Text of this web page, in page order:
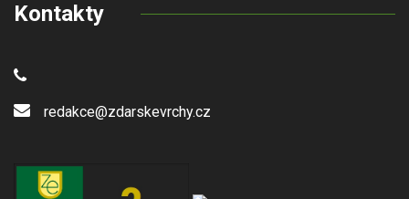
Kontakty
redakce@zdarskevrchy.cz